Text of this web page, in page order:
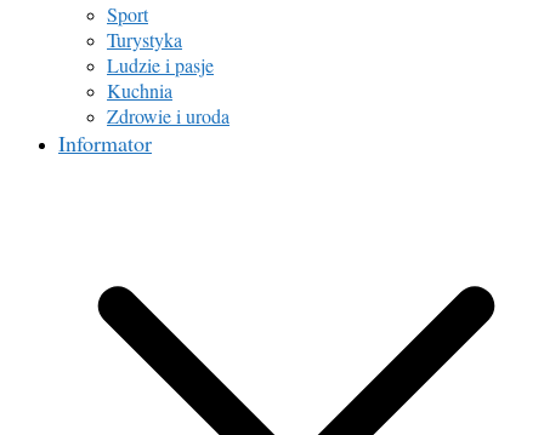
Sport
Turystyka
Ludzie i pasje
Kuchnia
Zdrowie i uroda
Informator